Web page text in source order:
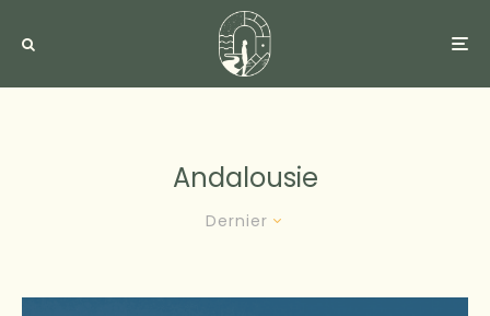
Andalousie
Dernier